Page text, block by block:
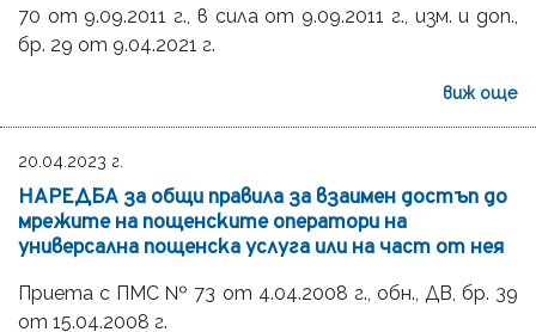
70 от 9.09.2011 г., в сила от 9.09.2011 г., изм. и доп.,
бр. 29 от 9.04.2021 г.
виж още
20.04.2023 г.
НАРЕДБА за общи правила за взаимен достъп до
мрежите на пощенските оператори на
универсална пощенска услуга или на част от нея
Приета с ПМС № 73 от 4.04.2008 г., обн., ДВ, бр. 39
от 15.04.2008 г.